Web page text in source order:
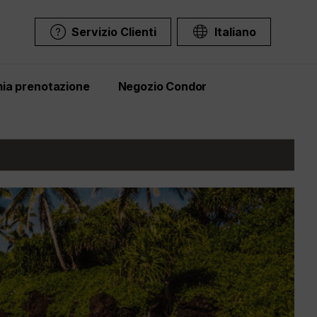
Servizio Clienti Italiano
prenotazione Negozio Condor